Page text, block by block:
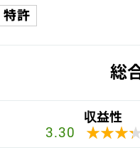
特許
総
収益性
3.30